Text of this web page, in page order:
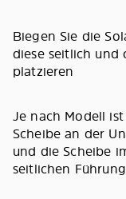
Biegen Sie die
diese seitlich und
platzieren
Je nach Modell
Scheibe an der
und die Scheibe
seitlichen